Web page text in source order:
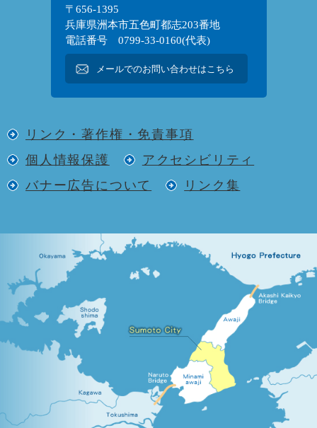
〒656-1395
兵庫県洲本市五色町都志203番地
電話番号 0799-33-0160(代表)
メールでのお問い合わせはこちら
リンク・著作権・免責事項
個人情報保護
アクセシビリティ
バナー広告について
リンク集